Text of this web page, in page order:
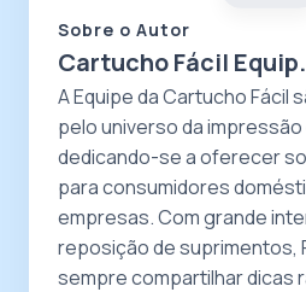
Sobre o Autor
Cartucho Fácil Equip.
A Equipe da Cartucho Fácil
pelo universo da impressão
dedicando-se a oferecer
para consumidores
empresas. Com grande
reposição de suprimentos,
sempre compartilhar dicas